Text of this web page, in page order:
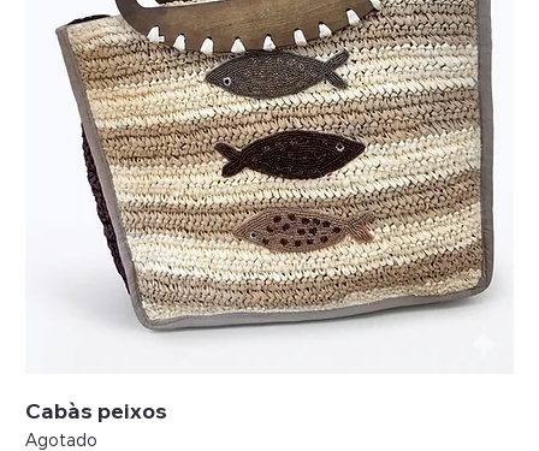
Cabàs peixos
Agotado